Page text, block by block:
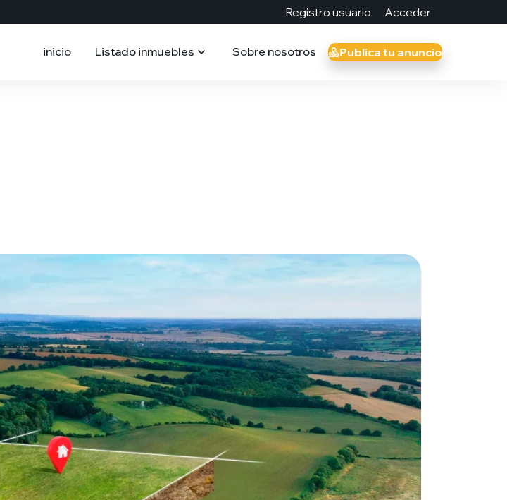
Registro usuario Acceder
inicio Listado inmuebles Sobre nosotros Publica tu anuncio